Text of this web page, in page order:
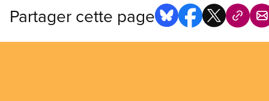
Partager cette page